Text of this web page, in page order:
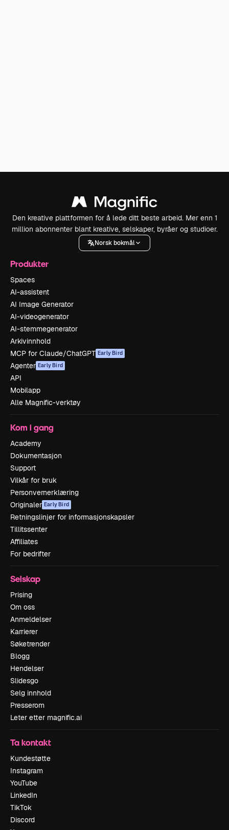
Den kreative plattformen for å lede ditt beste arbeid. Mer enn 1
million abonnenter blant kreative, selskaper, byråer og studioer.
Norsk bokmål
Produkter
Spaces
AI-assistent
AI Image Generator
AI-videogenerator
AI-stemmegenerator
Arkivinnhold
MCP for Claude/ChatGPT Early Bird
Agenter Early Bird
API
Mobilapp
Alle Magnific-verktøy
Kom i gang
Academy
Dokumentasjon
Support
Vilkår for bruk
Personvernerklæring
Originaler Early Bird
Retningslinjer for informasjonskapsler
Tillitssenter
Affiliates
For bedrifter
Selskap
Prising
Om oss
Anmeldelser
Karrierer
Søketrender
Blogg
Hendelser
Slidesgo
Selg innhold
Presserom
Leter etter magnific.ai
Ta kontakt
Kundestøtte
Instagram
YouTube
LinkedIn
TikTok
Discord